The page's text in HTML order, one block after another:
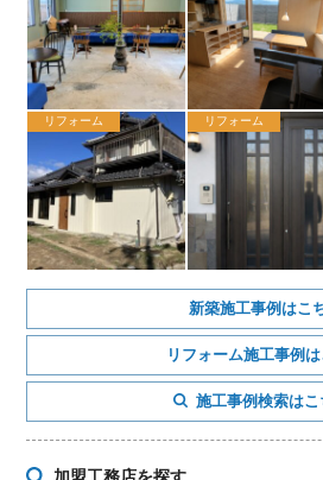
リフォーム リフォーム
新築施工事例はこ
リフォーム施工事例
施工事例検索はこ
加盟工務店を探す